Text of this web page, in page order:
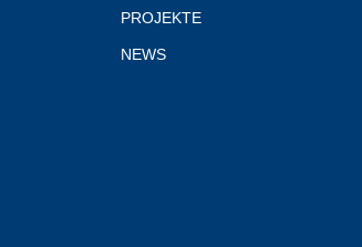
PROJEKTE
NEWS